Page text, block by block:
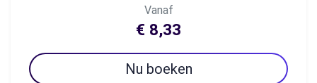
Vanaf
€ 8,33
Nu boeken